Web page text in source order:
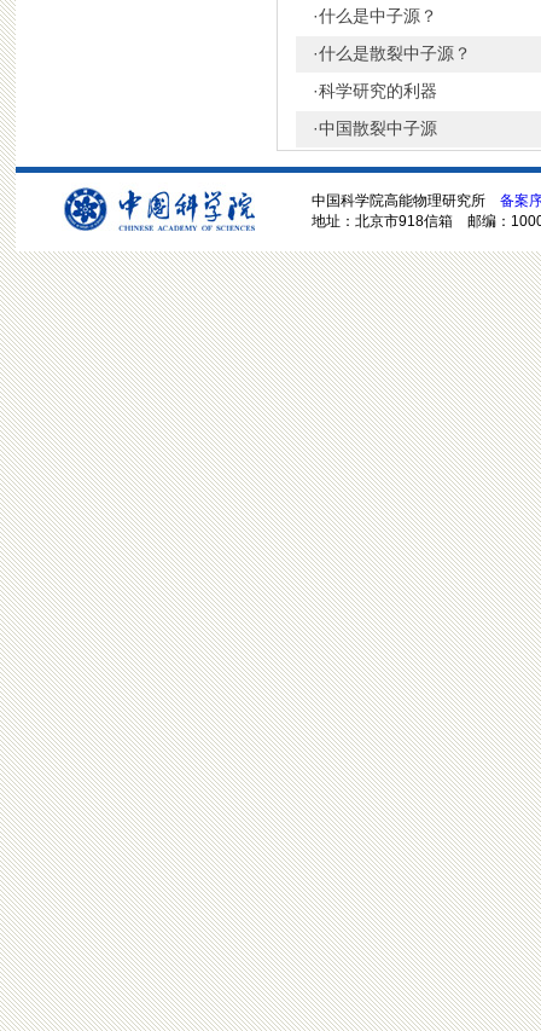
·什么是中子源？
·什么是散裂中子源？
·科学研究的利器
·中国散裂中子源
中国科学院高能物理研究所 备案
地址：北京市918信箱 邮编：